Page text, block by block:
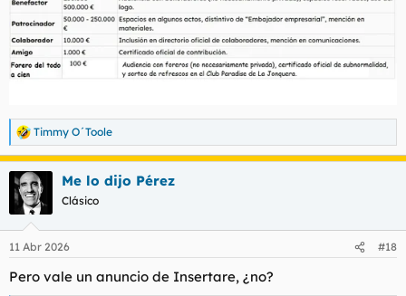
R
e
a
c
c
e
:
Timmy O´Toole
Me lo dijo Pérez
Clásico
11 Abr 2026 #18
Pero vale un anuncio de Insertare, ¿no?